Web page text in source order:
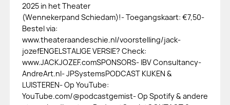
2025 in het Theater
(Wennekerpand Schiedam)!- Toegangskaart: €7,50-
Bestel via:
www.theateraandeschie.nl/voorstelling/jack-
jozefENGELSTALIGE VERSIE? Check:
www.JACKJOZEF.comSPONSORS- IBV Consultancy-
AndreArt.nl- JPSystemsPODCAST KIJKEN &
LUISTEREN- Op YouTube:
YouTube.com/@podcastgemist- Op Spotify & andere